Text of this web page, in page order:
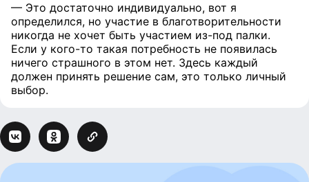
— Это достаточно индивидуально, вот я
определился, но участие в благотворительности
никогда не хочет быть участием из-под палки.
Если у кого-то такая потребность не появилась
ничего страшного в этом нет. Здесь каждый
должен принять решение сам, это только личный
выбор.